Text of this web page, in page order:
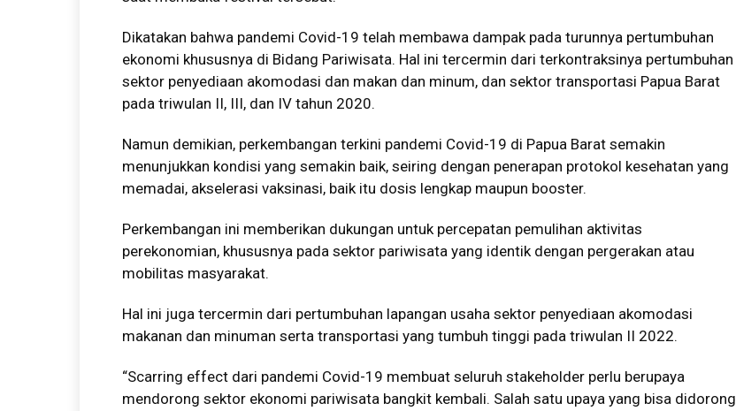
Dikatakan bahwa pandemi Covid-19 telah membawa dampak pada turunnya pertumbuhan
ekonomi khususnya di Bidang Pariwisata. Hal ini tercermin dari terkontraksinya pertumbuhan
sektor penyediaan akomodasi dan makan dan minum, dan sektor transportasi Papua Barat
pada triwulan II, III, dan IV tahun 2020.
Namun demikian, perkembangan terkini pandemi Covid-19 di Papua Barat semakin
menunjukkan kondisi yang semakin baik, seiring dengan penerapan protokol kesehatan yang
memadai, akselerasi vaksinasi, baik itu dosis lengkap maupun booster.
Perkembangan ini memberikan dukungan untuk percepatan pemulihan aktivitas
perekonomian, khususnya pada sektor pariwisata yang identik dengan pergerakan atau
mobilitas masyarakat.
Hal ini juga tercermin dari pertumbuhan lapangan usaha sektor penyediaan akomodasi
makanan dan minuman serta transportasi yang tumbuh tinggi pada triwulan II 2022.
“Scarring effect dari pandemi Covid-19 membuat seluruh stakeholder perlu berupaya
mendorong sektor ekonomi pariwisata bangkit kembali. Salah satu upaya yang bisa didorong